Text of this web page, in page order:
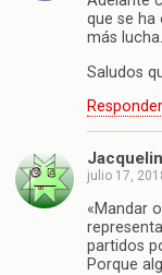
que se ha
más lucha.
Saludos
Responder
julio 17,
«Mandar
partidos
Porque